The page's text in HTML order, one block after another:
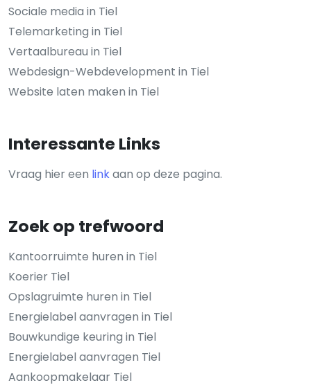
Sociale media in Tiel
Telemarketing in Tiel
Vertaalbureau in Tiel
Webdesign-Webdevelopment in Tiel
Website laten maken in Tiel
Interessante Links
Vraag hier een linkaan op deze pagina.
Zoek op trefwoord
Kantoorruimte huren in Tiel
Koerier Tiel
Opslagruimte huren in Tiel
Energielabel aanvragen in Tiel
Bouwkundige keuring in Tiel
Energielabel aanvragen Tiel
Aankoopmakelaar Tiel